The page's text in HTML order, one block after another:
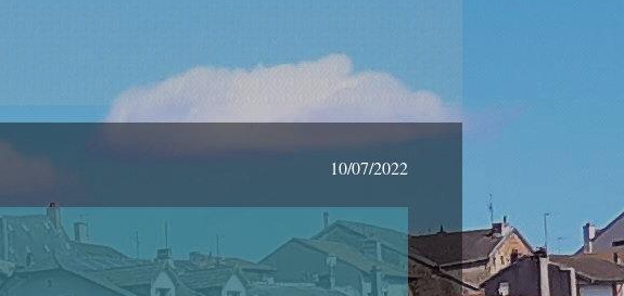
10/07/2022